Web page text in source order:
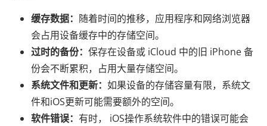
缓存数据： 随着时间的推移，应用程序和网络浏览器
会占用设备缓存中的存储空间。
过时的备份： 保存在设备或 iCloud 中的旧 iPhone 备
份会不断累积，占用大量存储空间。
系统文件和更新： 如果设备的存储容量有限，系统文
件和iOS更新可能需要额外的空间。
软件错误： 有时， iOS操作系统软件中的错误可能会